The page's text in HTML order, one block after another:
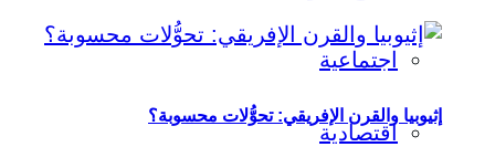
اجتماعية
اقتصادية
إثيوبيا والقرن الإفريقي: تحوُّلات محسوبة؟